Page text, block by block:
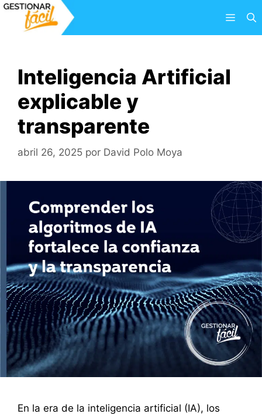
Saltar
Menú
Inteligencia Artificial
explicable y
transparente
abril 26, 2025 por David Polo Moya
En la era de la inteligencia artificial (IA), los